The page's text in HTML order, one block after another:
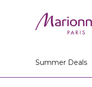
Summer Deals